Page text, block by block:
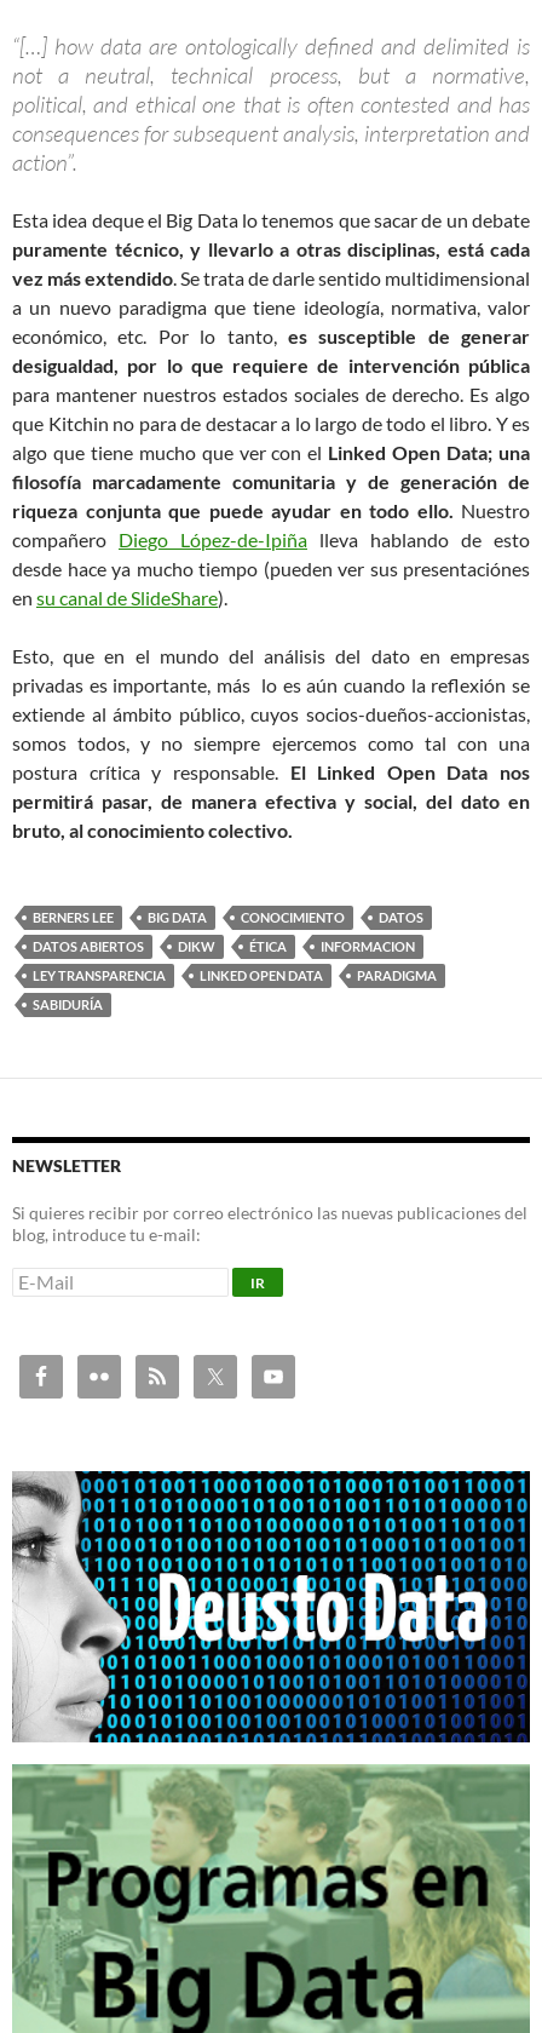
“[…] how data are ontologically defined and delimited is
not a neutral, technical process, but a normative,
political, and ethical one that is often contested and has
consequences for subsequent analysis, interpretation and
action”.
Esta idea deque el Big Data lo tenemos que sacar de un debate
puramente técnico, y llevarlo a otras disciplinas, está cada
vez más extendido. Se trata de darle sentido multidimensional
a un nuevo paradigma que tiene ideología, normativa, valor
económico, etc. Por lo tanto, es susceptible de generar
desigualdad, por lo que requiere de intervención pública
para mantener nuestros estados sociales de derecho. Es algo
que Kitchin no para de destacar a lo largo de todo el libro. Y es
algo que tiene mucho que ver con el Linked Open Data; una
filosofía marcadamente comunitaria y de generación de
riqueza conjunta que puede ayudar en todo ello. Nuestro
compañero Diego López-de-Ipiña lleva hablando de esto
desde hace ya mucho tiempo (pueden ver sus presentaciónes
en su canal de SlideShare).
Esto, que en el mundo del análisis del dato en empresas
privadas es importante, más lo es aún cuando la reflexión se
extiende al ámbito público, cuyos socios-dueños-accionistas,
somos todos, y no siempre ejercemos como tal con una
postura crítica y responsable. El Linked Open Data nos
permitirá pasar, de manera efectiva y social, del dato en
bruto, al conocimiento colectivo.
BERNERS LEE BIG DATA CONOCIMIENTO
DATOS
DATOS ABIERTOS
DIKW ÉTICA
INFORMACION
LEY TRANSPARENCIA
LINKED OPEN DATA
PARADIGMA
SABIDURÍA
NEWSLETTER
Si quieres recibir por correo electrónico las nuevas publicaciones del
blog, introduce tu e-mail: